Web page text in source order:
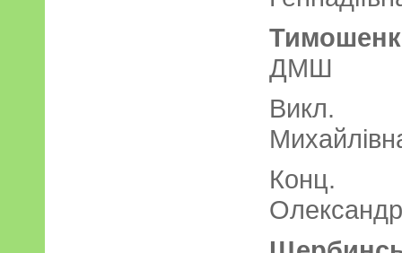
Викл.
Конц.